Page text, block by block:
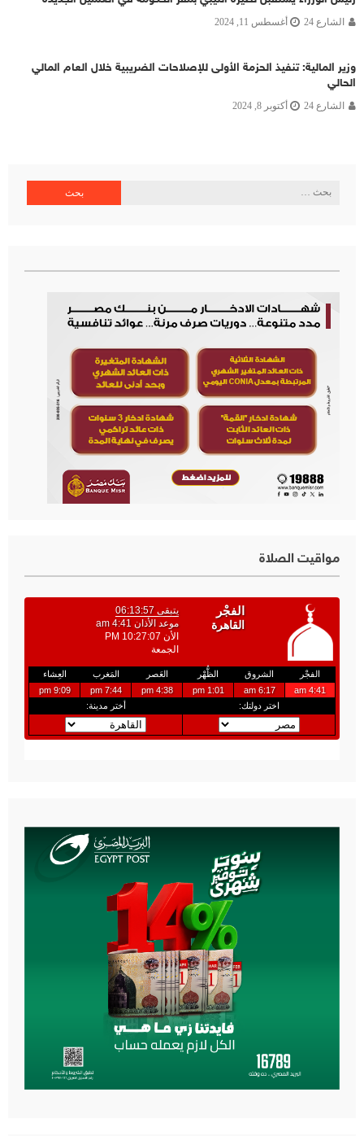
الشارع 24 أغسطس 11, 2024
وزير المالية: تنفيذ الحزمة الأولى للإصلاحات الضريبية خلال العام المالي
الحالي
الشارع 24 أكتوبر 8, 2024
البحث
مواقيت الصلاة